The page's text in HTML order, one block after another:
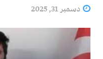
دسمبر 31, 2025